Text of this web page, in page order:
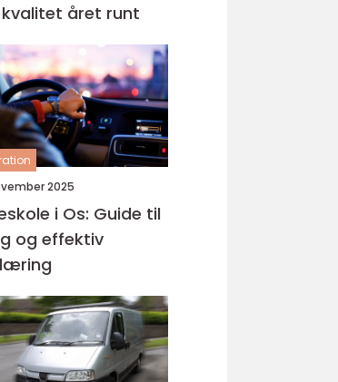
året runt
2025
i Os: Guide til
og effektiv